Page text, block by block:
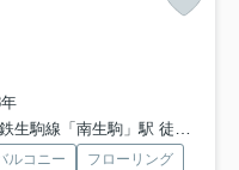
生駒線「南生駒」駅 徒歩12分
ルコニー
フローリング